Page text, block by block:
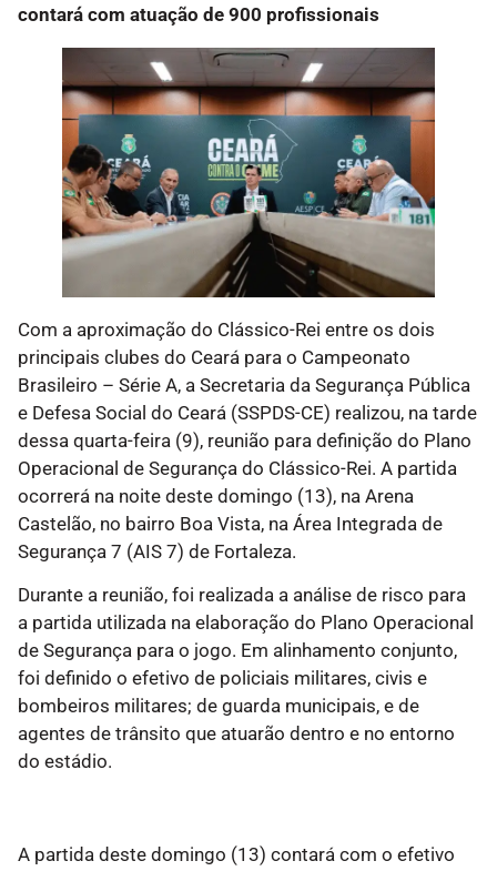
contará com atuação de 900 profissionais
Com a aproximação do Clássico-Rei entre os dois
principais clubes do Ceará para o Campeonato
Brasileiro – Série A, a Secretaria da Segurança Pública
e Defesa Social do Ceará (SSPDS-CE) realizou, na tarde
dessa quarta-feira (9), reunião para definição do Plano
Operacional de Segurança do Clássico-Rei. A partida
ocorrerá na noite deste domingo (13), na Arena
Castelão, no bairro Boa Vista, na Área Integrada de
Segurança 7 (AIS 7) de Fortaleza.
Durante a reunião, foi realizada a análise de risco para
a partida utilizada na elaboração do Plano Operacional
de Segurança para o jogo. Em alinhamento conjunto,
foi definido o efetivo de policiais militares, civis e
bombeiros militares; de guarda municipais, e de
agentes de trânsito que atuarão dentro e no entorno
do estádio.
A partida deste domingo (13) contará com o efetivo